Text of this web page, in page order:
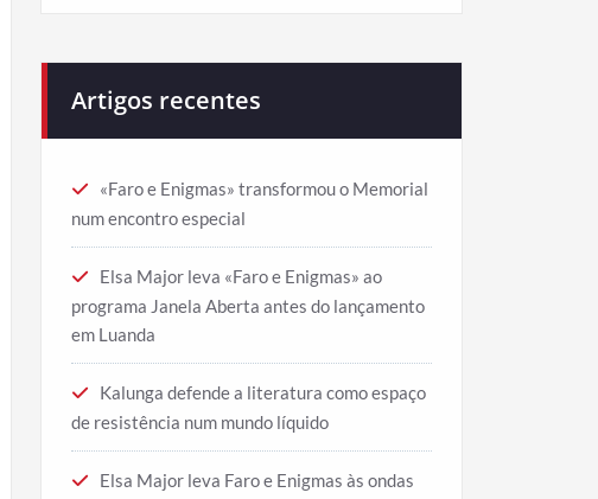
Artigos recentes
«Faro e Enigmas» transformou o Memorial
num encontro especial
Elsa Major leva «Faro e Enigmas» ao
programa Janela Aberta antes do lançamento
em Luanda
Kalunga defende a literatura como espaço
de resistência num mundo líquido
Elsa Major leva Faro e Enigmas às ondas